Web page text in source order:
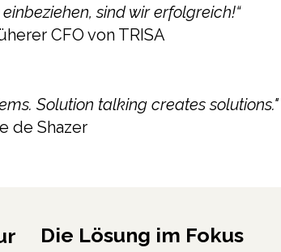
sind wir erfolgreich!“
CFO von TRISA
Solution talking creates solutions."
de Shazer
Die Lösung im Fokus